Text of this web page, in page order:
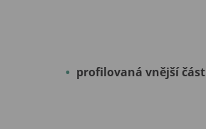
profilovaná vnější část